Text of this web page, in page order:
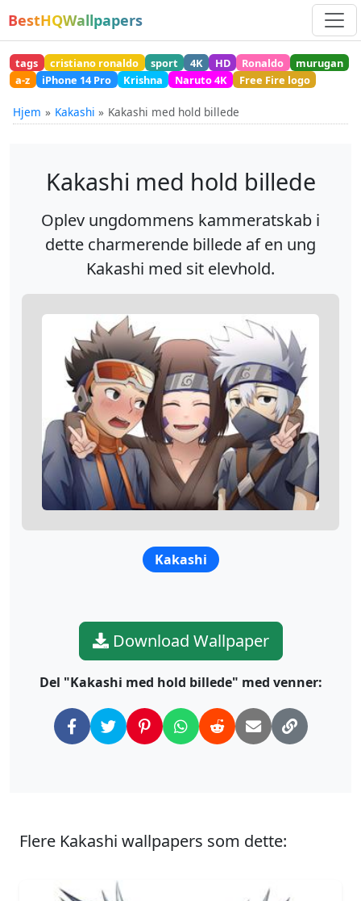
BestHQWallpapers
tags cristiano ronaldo sport 4K HD Ronaldo
murugan
a-z
iPhone 14 Pro Krishna Naruto 4K Free Fire logo
Hjem Kakashi Kakashi med hold billede
Kakashi med hold billede
Oplev ungdommens kammeratskab i
dette charmerende billede af en ung
Kakashi med sit elevhold.
Kakashi
Download Wallpaper
Del "Kakashi med hold billede" med venner:
Flere Kakashi wallpapers som dette: